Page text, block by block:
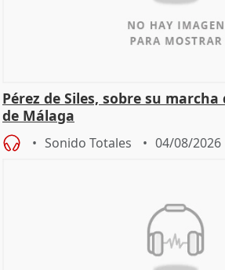
Pérez de Siles, sobre su
de Málaga
Sonido Totales 04/08/2026